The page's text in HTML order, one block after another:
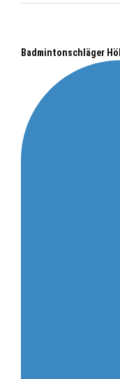
Badmintonschläger